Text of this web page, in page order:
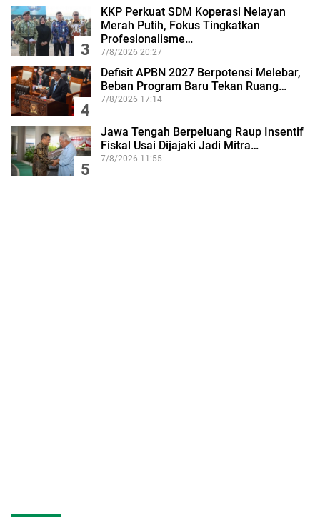
3
KKP Perkuat SDM Koperasi Nelayan
Merah Putih, Fokus Tingkatkan
Profesionalisme…
7/8/2026 20:27
4
Defisit APBN 2027 Berpotensi Melebar,
Beban Program Baru Tekan Ruang…
7/8/2026 17:14
5
Jawa Tengah Berpeluang Raup Insentif
Fiskal Usai Dijajaki Jadi Mitra…
7/8/2026 11:55